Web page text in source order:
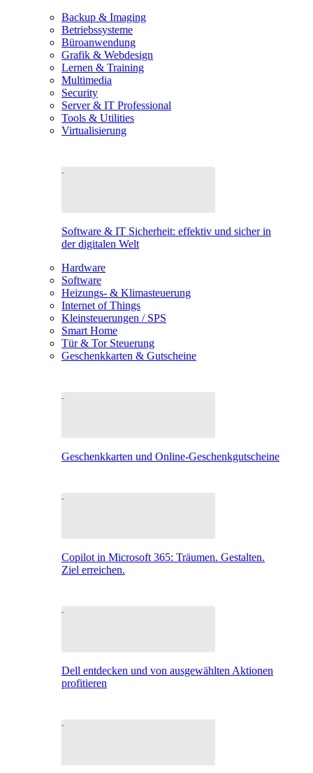
Backup & Imaging
Betriebssysteme
Büroanwendung
Grafik & Webdesign
Lernen & Training
Multimedia
Security
Server & IT Professional
Tools & Utilities
Virtualisierung
Software & IT Sicherheit: effektiv und sicher in
der digitalen Welt
Hardware
Software
Heizungs- & Klimasteuerung
Internet of Things
Kleinsteuerungen / SPS
Smart Home
Tür & Tor Steuerung
Geschenkkarten & Gutscheine
Geschenkkarten und Online-Geschenkgutscheine
Copilot in Microsoft 365: Träumen. Gestalten.
Ziel erreichen.
Dell entdecken und von ausgewählten Aktionen
profitieren